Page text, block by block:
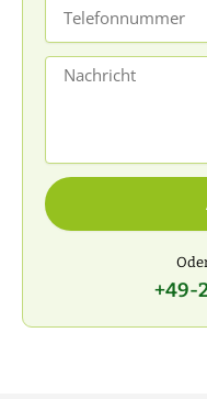
Nachricht
+49-